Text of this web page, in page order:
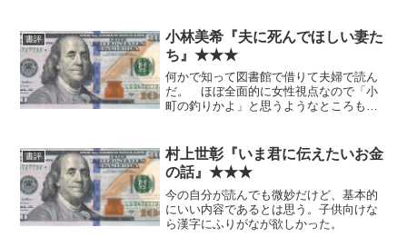
れる。 本筋とは外れるが、このような
人までやり玉に挙げら...
書評
小林美希『夫に死んでほしい妻た
ち』★★★
何かで知って図書館で借りて夫婦で読ん
だ。 ほぼ全面的に女性視点なので「小
町の釣りかよ」と思うようなところもな
あ、という感想が改めて生じた。
書評
村上世彰『いま君に伝えたいお金
の話』★★★
今の自分が読んでも微妙だけど、基本的
にいい内容であるとは思う。子供向けな
ら漢字にふりがなが欲しかった。